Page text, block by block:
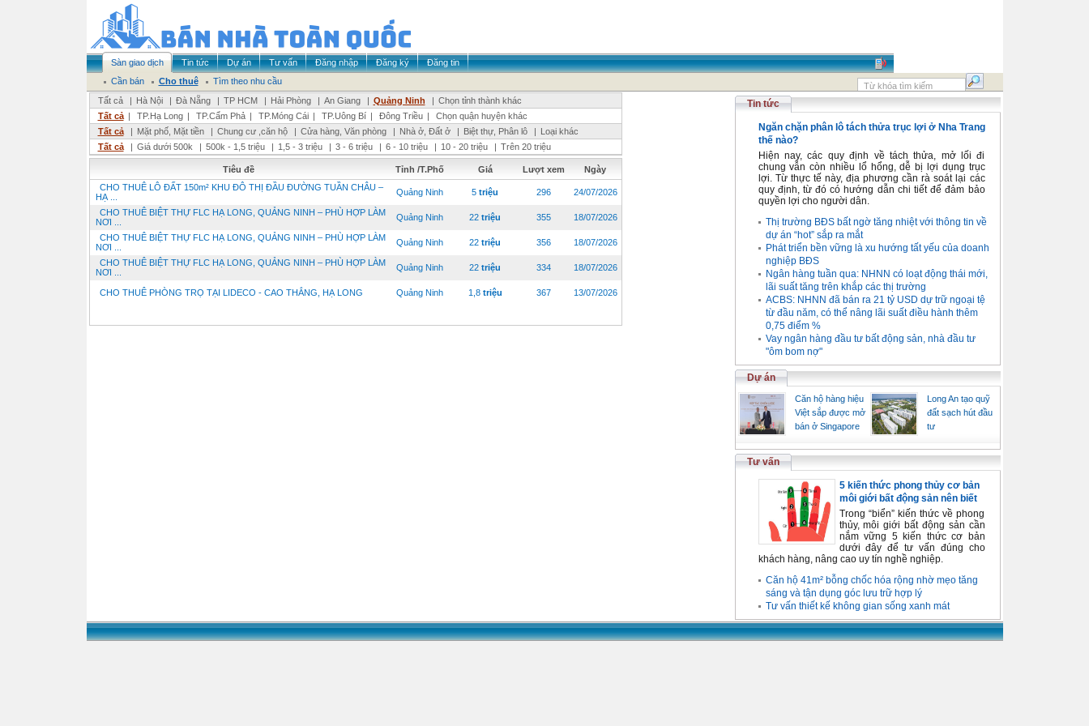
Sàn giao dịch Tin tức Dự án Tư vấn Đăng nhập Đăng ký
Đăng tin
Cần bán
Cho thuê
Tìm theo nhu cầu
Tất cả
| Hà Nội | Đà Nẵng | TP HCM | Hải Phòng | An Giang | Quảng Ninh | Chọn tỉnh thành khác
Tất cả | TP.Hạ Long | TP.Cẩm Phả | TP.Móng Cái | TP.Uông Bí | Đông Triều |
Chọn quận huyện khác
Tất cả
| Mặt phố, Mặt tiền | Chung cư ,căn hộ | Cửa hàng, Văn phòng | Nhà ở, Đất ở | Biệt thự, Phân lô | Loại khác
Tất cả
| Giá dưới 500k | 500k - 1,5 triệu | 1,5 - 3 triệu | 3 - 6 triệu | 6 - 10 triệu | 10 - 20 triệu | Trên 20 triệu
Tiêu đề Tỉnh /T.Phố Giá Lượt xem
Ngày
CHO THUÊ LÔ ĐẤT 150m² KHU ĐÔ THỊ ĐẦU ĐƯỜNG TUẦN CHÂU –
HẠ ...
Quảng Ninh 5 triệu 296 24/07/2026
CHO THUÊ BIỆT THỰ FLC HẠ LONG, QUẢNG NINH – PHÙ HỢP LÀM
NƠI ...
Quảng Ninh 22 triệu 355 18/07/2026
CHO THUÊ BIỆT THỰ FLC HẠ LONG, QUẢNG NINH – PHÙ HỢP LÀM
NƠI ...
Quảng Ninh 22 triệu 356 18/07/2026
CHO THUÊ BIỆT THỰ FLC HẠ LONG, QUẢNG NINH – PHÙ HỢP LÀM
NƠI ...
Quảng Ninh 22 triệu 334 18/07/2026
CHO THUÊ PHÒNG TRỌ TẠI LIDECO - CAO THẮNG, HẠ LONG Quảng Ninh 1,8 triệu 367 13/07/2026
Tin tức
Ngăn chặn phân lô tách thửa trục lợi ở Nha Trang
thế nào?
Hiện nay, các quy định về tách thửa, mở lối đi
chung vẫn còn nhiều lổ hổng, dễ bị lợi dụng trục
lợi. Từ thực tế này, địa phương cần rà soát lại các
quy định, từ đó có hướng dẫn chi tiết để đảm bảo
quyền lợi cho người dân.
Thị trường BĐS bất ngờ tăng nhiệt với thông tin về
dự án “hot” sắp ra mắt
Phát triển bền vững là xu hướng tất yếu của doanh
nghiệp BĐS
Ngân hàng tuần qua: NHNN có loạt động thái mới,
lãi suất tăng trên khắp các thị trường
ACBS: NHNN đã bán ra 21 tỷ USD dự trữ ngoại tệ
từ đầu năm, có thể nâng lãi suất điều hành thêm
0,75 điểm %
Vay ngân hàng đầu tư bất động sản, nhà đầu tư
"ôm bom nợ"
Dự án
Căn hộ hàng hiệu
Việt sắp được mở
bán ở Singapore
Long An tạo quỹ
đất sạch hút đầu
tư
Tư vấn
5 kiến thức phong thủy cơ bản
môi giới bất động sản nên biết
Trong “biển” kiến thức về phong
thủy, môi giới bất động sản cần
nắm vững 5 kiến thức cơ bản
dưới đây để tư vấn đúng cho
khách hàng, nâng cao uy tín nghề nghiệp.
Căn hộ 41m² bỗng chốc hóa rộng nhờ mẹo tăng
sáng và tận dụng góc lưu trữ hợp lý
Tư vấn thiết kế không gian sống xanh mát